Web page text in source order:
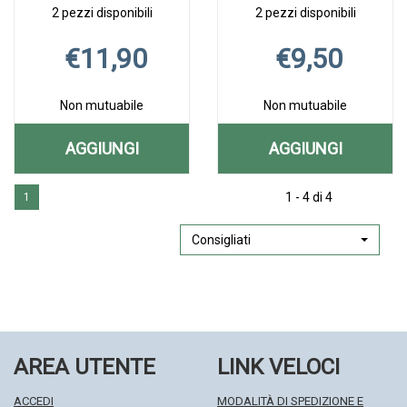
2 pezzi disponibili
€11,90
Non mutuabile
AGGIUNGI
AGGIUNGI EPAREMA
2 pezzi disponibili
€9,50
Non mutuabile
AGGIUNGI
AGGIUNGI
10CPR
X
SUFFUMIGI
10CPR
SUFFUMIGI alla
wishlist
su FOMENTIL
SUFFUMIGI
1 1 - 4 di 4
Consigliati
AREA UTENTE
ACCEDI
LINK VELOCI
MODALITÀ DI SPEDIZIONE E